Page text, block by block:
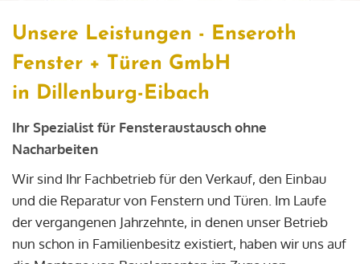
Unsere Leistungen - Enseroth
Fenster + Türen GmbH
in
Dillenburg-Eibach
Ihr Spezialist für Fensteraustausch ohne
Nacharbeiten
Wir sind Ihr Fachbetrieb für den Verkauf, den Einbau
und die Reparatur von Fenstern und Türen. Im Laufe
der vergangenen Jahrzehnte, in denen unser Betrieb
nun schon in Familienbesitz existiert, haben wir uns auf